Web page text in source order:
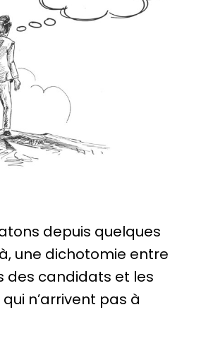
depuis quelques
une dichotomie entre
des candidats et les
n’arrivent pas à